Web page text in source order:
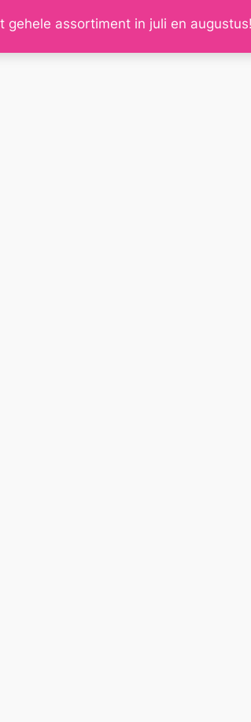
gehele assortiment in juli en augustus!